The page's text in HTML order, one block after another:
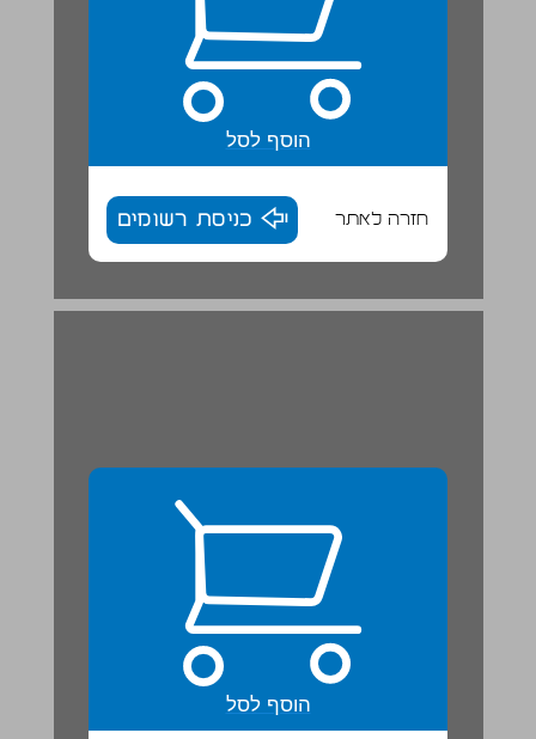
הוסף לסל
חזרה לאתר כניסת רשומים
הוסף לסל